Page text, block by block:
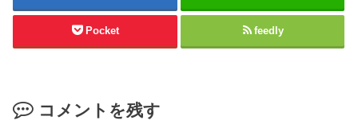
Pocket feedly
コメントを残す